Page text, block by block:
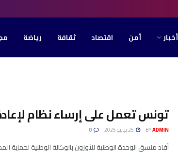
أخبار أمن اقتصاد ثقافة رياضة
تونس تعمل على إرساء نظام
BYADMIN
أفاد منسق الوحدة الوطنية للأوزون بالوكالة الوطنية لحماية